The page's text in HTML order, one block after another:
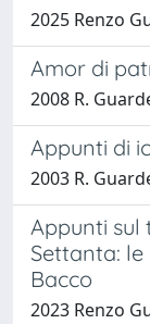
2025 Renzo
Amor di
2008 R.
Appunti di
2003 R.
Appunti sul
Settanta:
Bacco
2023 Renzo